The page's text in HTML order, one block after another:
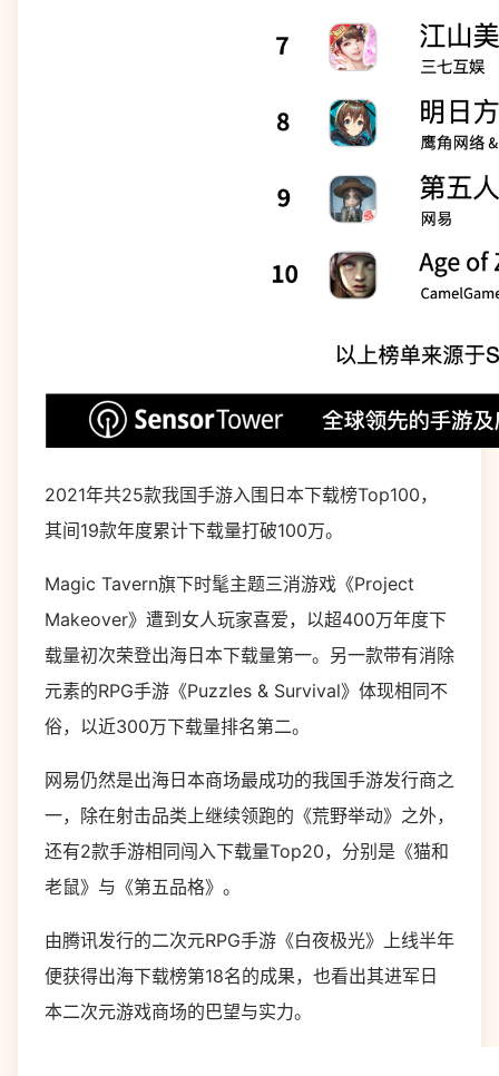
2021年共25款我国手游入围日本下载榜Top100，
其间19款年度累计下载量打破100万。
Magic Tavern旗下时髦主题三消游戏《Project
Makeover》遭到女人玩家喜爱，以超400万年度下
载量初次荣登出海日本下载量第一。另一款带有消除
元素的RPG手游《Puzzles & Survival》体现相同不
俗，以近300万下载量排名第二。
网易仍然是出海日本商场最成功的我国手游发行商之
一，除在射击品类上继续领跑的《荒野举动》之外，
还有2款手游相同闯入下载量Top20，分别是《猫和
老鼠》与《第五品格》。
由腾讯发行的二次元RPG手游《白夜极光》上线半年
便获得出海下载榜第18名的成果，也看出其进军日
本二次元游戏商场的巴望与实力。